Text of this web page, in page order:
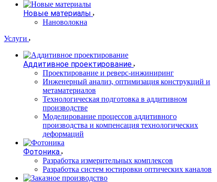
Новые материалы
Нановолокна
Услуги
Аддитивное проектирование
Проектирование и реверс-инжиниринг
Инженерный анализ, оптимизация конструкций и
метаматериалов
Технологическая подготовка в аддитивном
производстве
Моделирование процессов аддитивного
производства и компенсация технологических
деформаций
Фотоника
Разработка измерительных комплексов
Разработка систем юстировки оптических каналов